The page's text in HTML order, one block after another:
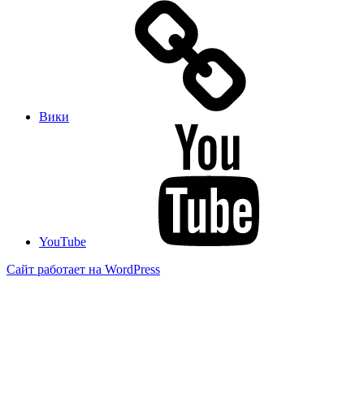
Вики
YouTube
Сайт работает на WordPress